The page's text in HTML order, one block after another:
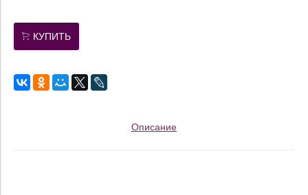
КУПИТЬ
Описание